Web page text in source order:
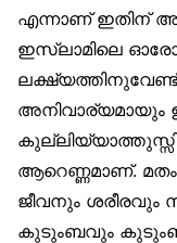
എന്നാണ് ഇതിന്
ഇസ്‌ലാമിലെ
അനിവാര്യമായും
ആറെണ്ണമാണ്.
ജീവനും ശരീരവും
കുടുംബവും